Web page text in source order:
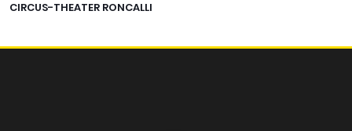
CIRCUS-THEATER RONCALLI